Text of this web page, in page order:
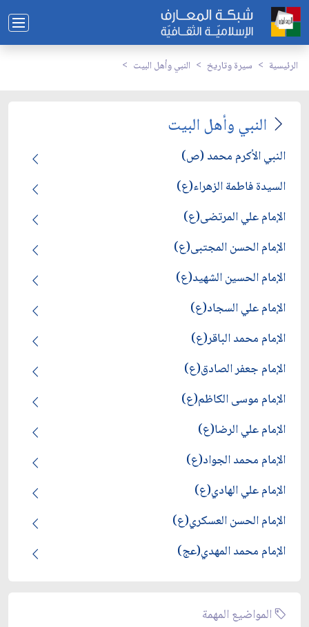
الرئيسية سيرة وتاريخ النبي وأهل البيت
النبي وأهل البيت
النبي الأكرم محمد (ص)
السيدة فاطمة الزهراء(ع)
الإمام علي المرتضى(ع)
الإمام الحسن المجتبى(ع)
الإمام الحسين الشهيد(ع)
الإمام علي السجاد(ع)
الإمام محمد الباقر(ع)
الإمام جعفر الصادق(ع)
الإمام موسى الكاظم(ع)
الإمام علي الرضا(ع)
الإمام محمد الجواد(ع)
الإمام علي الهادي(ع)
الإمام الحسن العسكري(ع)
الإمام محمد المهدي(عج)
المواضيع المهمة